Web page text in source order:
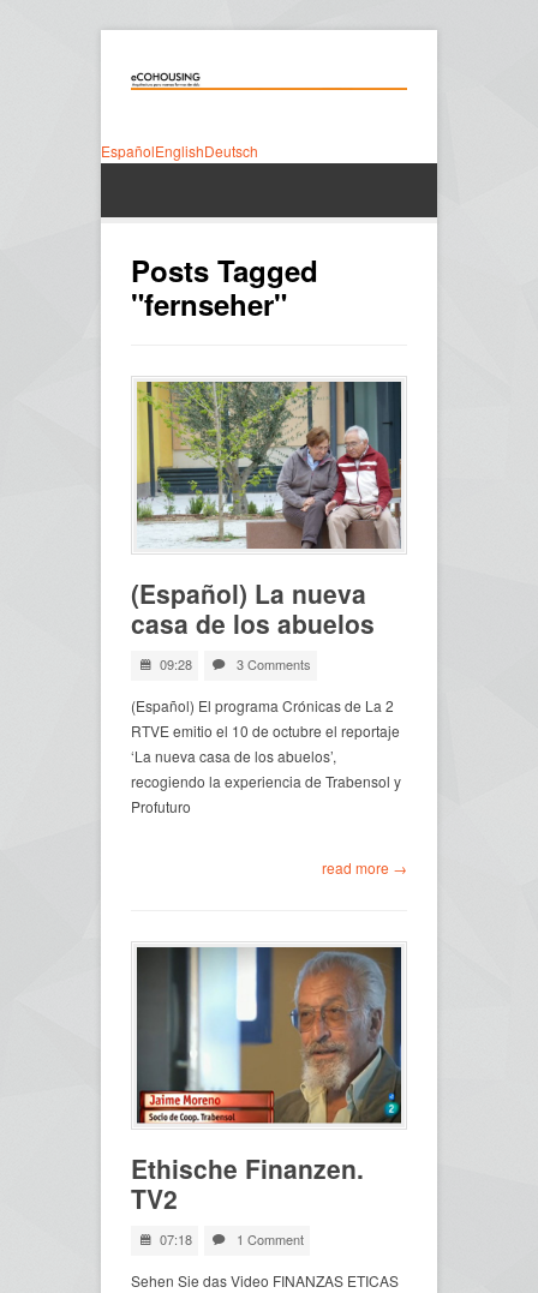
EspañolEnglishDeutsch
Posts Tagged
"fernseher"
(Español) La nueva
casa de los abuelos
09:28 3 Comments
(Español) El programa Crónicas de La 2
RTVE emitio el 10 de octubre el reportaje
‘La nueva casa de los abuelos’,
recogiendo la experiencia de Trabensol y
Profuturo
read more →
Ethische Finanzen.
TV2
07:18 1 Comment
Sehen Sie das Video FINANZAS ETICAS